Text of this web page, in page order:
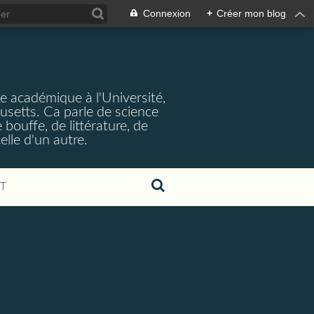
Connexion + Créer mon blog
académique à l'Université,
Ca parle de science
bouffe, de littérature, de
d'un autre.